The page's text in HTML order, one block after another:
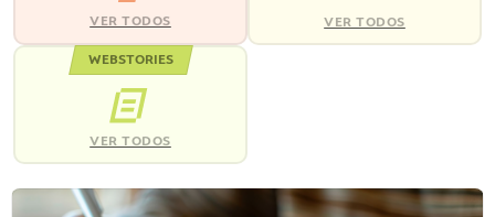
VER TODOS VER TODOS
WEBSTORIES
VER TODOS